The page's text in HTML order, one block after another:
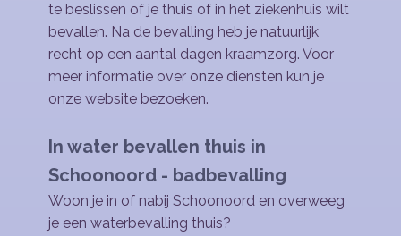
te beslissen of je thuis of in het ziekenhuis wilt
bevallen. Na de bevalling heb je natuurlijk
recht op een aantal dagen kraamzorg. Voor
meer informatie over onze diensten kun je
onze website bezoeken.
In water bevallen thuis in
Schoonoord - badbevalling
Woon je in of nabij Schoonoord en overweeg
je een waterbevalling thuis?